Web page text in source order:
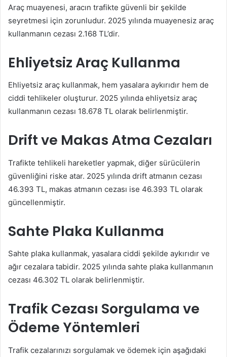
Araç muayenesi, aracın trafikte güvenli bir şekilde
seyretmesi için zorunludur. 2025 yılında muayenesiz araç
kullanmanın cezası 2.168 TL’dir.
Ehliyetsiz Araç Kullanma
Ehliyetsiz araç kullanmak, hem yasalara aykırıdır hem de
ciddi tehlikeler oluşturur. 2025 yılında ehliyetsiz araç
kullanmanın cezası 18.678 TL olarak belirlenmiştir.
Drift ve Makas Atma Cezaları
Trafikte tehlikeli hareketler yapmak, diğer sürücülerin
güvenliğini riske atar. 2025 yılında drift atmanın cezası
46.393 TL, makas atmanın cezası ise 46.393 TL olarak
güncellenmiştir.
Sahte Plaka Kullanma
Sahte plaka kullanmak, yasalara ciddi şekilde aykırıdır ve
ağır cezalara tabidir. 2025 yılında sahte plaka kullanmanın
cezası 46.302 TL olarak belirlenmiştir.
Trafik Cezası Sorgulama ve
Ödeme Yöntemleri
Trafik cezalarınızı sorgulamak ve ödemek için aşağıdaki